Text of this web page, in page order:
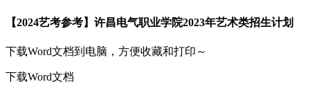
【2024艺考参考】许昌电气职业学院2023年艺术类招生计划
下载Word文档到电脑，方便收藏和打印～
下载Word文档